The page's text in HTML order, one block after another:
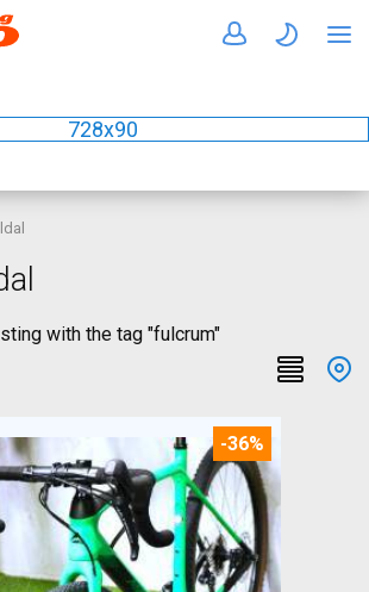
728x90
with the tag "fulcrum"
-36%